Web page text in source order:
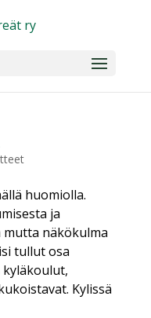
huomiolla.
ja
mutta näkökulma
tullut osa
Kylissä